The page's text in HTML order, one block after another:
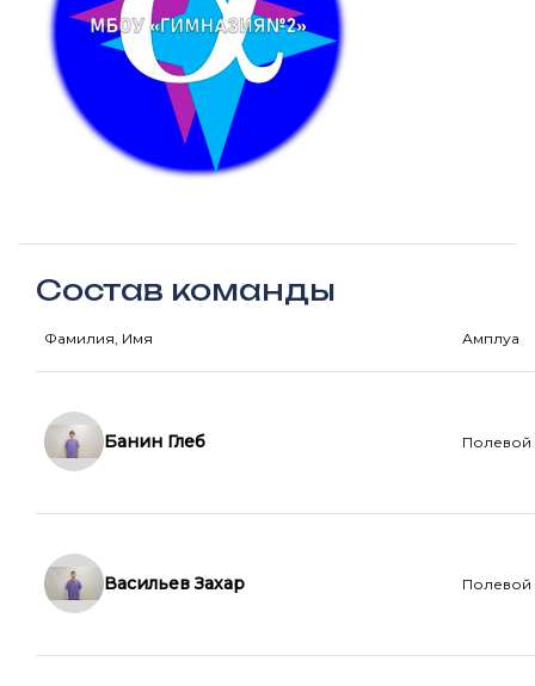
Состав команды
Фамилия, Имя Амплуа
Банин Глеб Полевой
Васильев Захар Полевой